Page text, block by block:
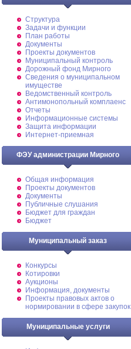
Структура
Задачи и функции
План работы
Документы
Проекты документов
Муниципальный контроль
Дорожный фонд Мирного
Cведения о муниципальном
имуществе
Ведомственный контроль
Антимонопольный комплаенс
Отчеты
Информационные системы
Защита информации
Интернет-приемная
ФЭУ администрации Мирного
Общая информация
Проекты документов
Документы
Публичные слушания
Бюджет для граждан
Бюджет
Муниципальный заказ
Конкурсы
Котировки
Аукционы
Информация, документы
Проекты правовых актов о
нормировании в сфере закупок
Муниципальные услуги